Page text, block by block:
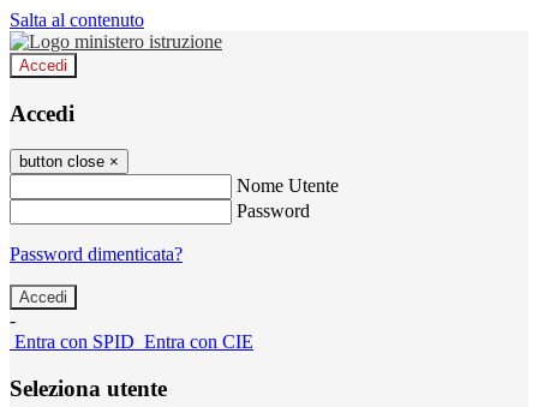
Salta al contenuto
Accedi
Accedi
button close ×
Nome Utente
Password
Password dimenticata?
-
Entra con SPID Entra con CIE
Seleziona utente